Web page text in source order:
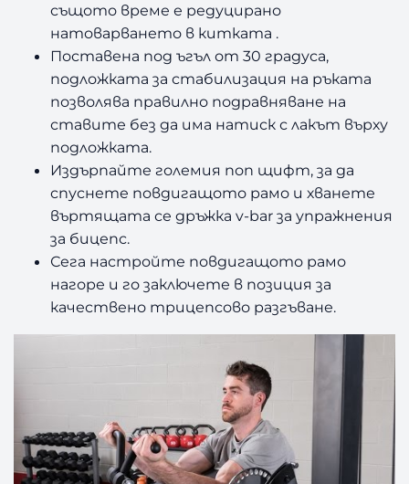
същото време е редуцирано
натоварването в китката .
Поставена под ъгъл от 30 градуса,
подложката за стабилизация на ръката
позволява правилно подравняване на
ставите без да има натиск с лакът върху
подложката.
Издърпайте големия поп щифт, за да
спуснете повдигащото рамо и хванете
въртящата се дръжка v-bar за упражнения
за бицепс.
Сега настройте повдигащото рамо
нагоре и го заключете в позиция за
качествено трицепсово разгъване.